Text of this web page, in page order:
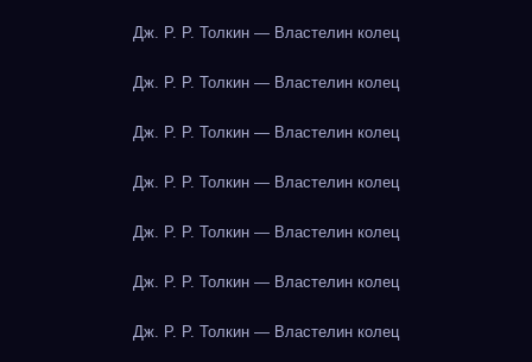
Дж. Р. Р. Толкин — Властелин колец
Дж. Р. Р. Толкин — Властелин колец
Дж. Р. Р. Толкин — Властелин колец
Дж. Р. Р. Толкин — Властелин колец
Дж. Р. Р. Толкин — Властелин колец
Дж. Р. Р. Толкин — Властелин колец
Дж. Р. Р. Толкин — Властелин колец